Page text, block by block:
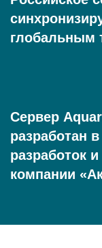
глобальным
Сервер
разработан
разработок
компании